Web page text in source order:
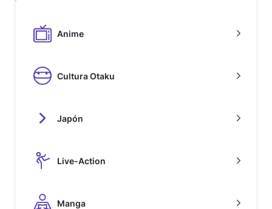
Anime
Cultura Otaku
Japón
Live-Action
Manga